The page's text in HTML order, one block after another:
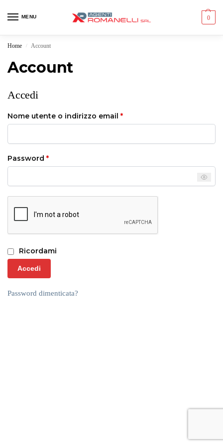
MENU 0
Home / Account
Account
Accedi
Nome utente o indirizzo email *
Password *
Ricordami
Accedi
Password dimenticata?